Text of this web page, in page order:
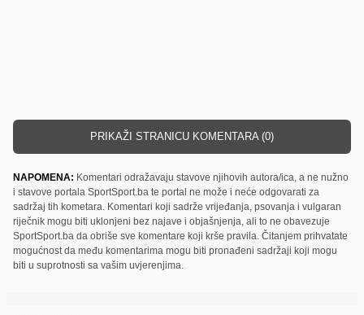
PRIKAŽI STRANICU KOMENTARA (0)
NAPOMENA: Komentari odražavaju stavove njihovih autora/ica, a ne nužno
i stavove portala SportSport.ba te portal ne može i neće odgovarati za
sadržaj tih kometara. Komentari koji sadrže vrijeđanja, psovanja i vulgaran
riječnik mogu biti uklonjeni bez najave i objašnjenja, ali to ne obavezuje
SportSport.ba da obriše sve komentare koji krše pravila. Čitanjem prihvatate
mogućnost da među komentarima mogu biti pronađeni sadržaji koji mogu
biti u suprotnosti sa vašim uvjerenjima.